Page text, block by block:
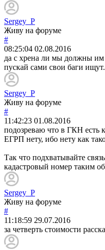
Sergey_P
Живу на форуме
#
08:25:04 02.08.2016
да с хрена ли мы должны им
пускай сами свои баги ищут.
Sergey_P
Живу на форуме
#
11:42:23 01.08.2016
подозреваю что в ГКН есть
ЕГРП нету, ибо нету как
Так что подхватывайте
кадастровый номер таким
Sergey_P
Живу на форуме
#
11:18:59 29.07.2016
за четверть стоимости